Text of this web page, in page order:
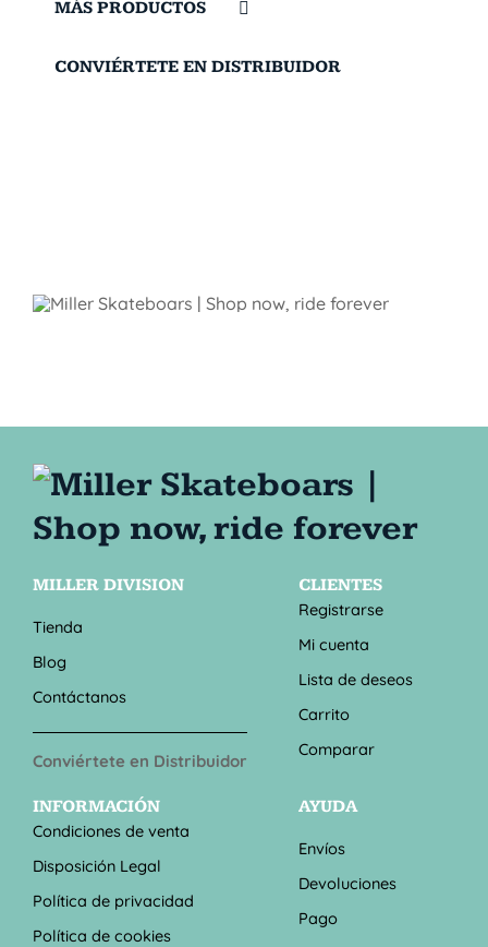
MÁS PRODUCTOS
CONVIÉRTETE EN DISTRIBUIDOR
MILLER DIVISION
Tienda
Blog
Contáctanos
Conviértete en Distribuidor
CLIENTES
Registrarse
Mi cuenta
Lista de deseos
Carrito
Comparar
INFORMACIÓN
Condiciones de venta
Disposición Legal
Política de privacidad
Política de cookies
AYUDA
Envíos
Devoluciones
Pago